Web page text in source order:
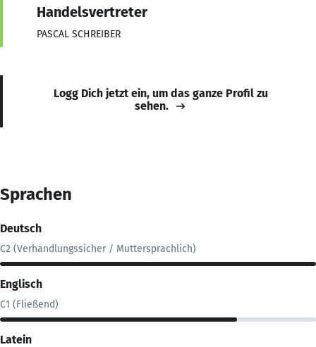
Handelsvertreter
PASCAL SCHREIBER
Logg Dich jetzt ein, um das ganze Profil zu
sehen.
Sprachen
Deutsch
C2 (Verhandlungssicher / Muttersprachlich)
Englisch
C1 (Fließend)
Latein